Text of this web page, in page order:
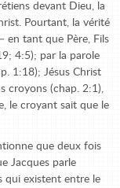
devant Dieu, la
Pourtant, la vérité
en tant que Père, Fils
4:5); par la parole
1:18); Jésus Christ
croyons (chap. 2:1),
le croyant sait que le
que deux fois
Jacques parle
qui existent entre le